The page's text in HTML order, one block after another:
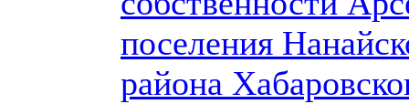
поселения
района